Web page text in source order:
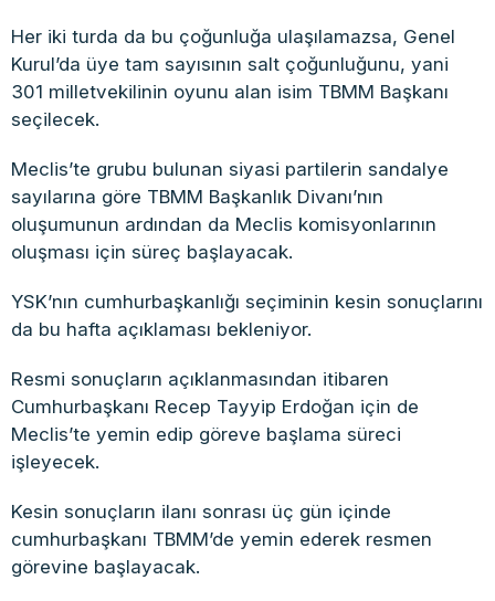
Her iki turda da bu çoğunluğa ulaşılamazsa, Genel
Kurul’da üye tam sayısının salt çoğunluğunu, yani
301 milletvekilinin oyunu alan isim TBMM Başkanı
seçilecek.
Meclis’te grubu bulunan siyasi partilerin sandalye
sayılarına göre TBMM Başkanlık Divanı’nın
oluşumunun ardından da Meclis komisyonlarının
oluşması için süreç başlayacak.
YSK’nın cumhurbaşkanlığı seçiminin kesin sonuçlarını
da bu hafta açıklaması bekleniyor.
Resmi sonuçların açıklanmasından itibaren
Cumhurbaşkanı Recep Tayyip Erdoğan için de
Meclis’te yemin edip göreve başlama süreci
işleyecek.
Kesin sonuçların ilanı sonrası üç gün içinde
cumhurbaşkanı TBMM’de yemin ederek resmen
görevine başlayacak.